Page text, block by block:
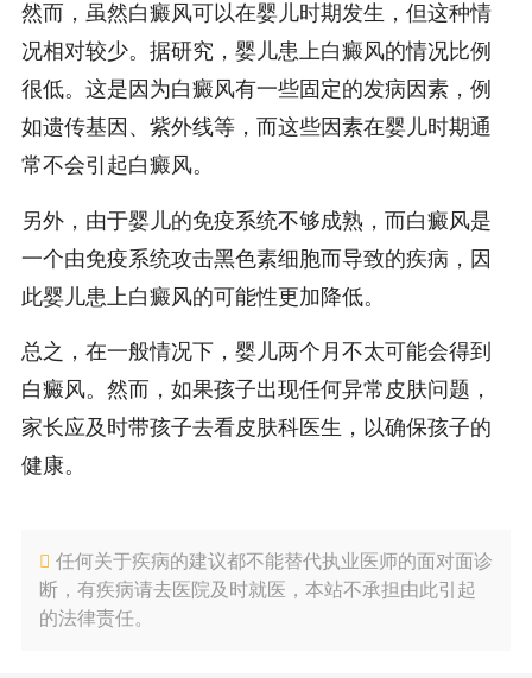
然而，虽然白癜风可以在婴儿时期发生，但这种情
况相对较少。据研究，婴儿患上白癜风的情况比例
很低。这是因为白癜风有一些固定的发病因素，例
如遗传基因、紫外线等，而这些因素在婴儿时期通
常不会引起白癜风。
另外，由于婴儿的免疫系统不够成熟，而白癜风是
一个由免疫系统攻击黑色素细胞而导致的疾病，因
此婴儿患上白癜风的可能性更加降低。
总之，在一般情况下，婴儿两个月不太可能会得到
白癜风。然而，如果孩子出现任何异常皮肤问题，
家长应及时带孩子去看皮肤科医生，以确保孩子的
健康。
任何关于疾病的建议都不能替代执业医师的面对面诊
断，有疾病请去医院及时就医，本站不承担由此引起
的法律责任。